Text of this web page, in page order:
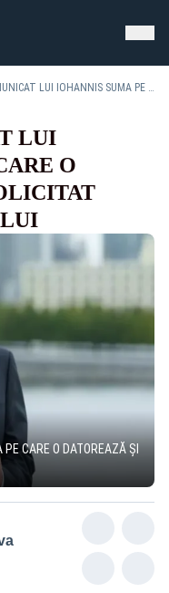
ANAF I-A COMUNICAT LUI IOHANNIS SUMA PE CARE O DATOREAZĂ ȘI I-A SOLICITAT PREDAREA IMOBILULUI
LUI
O
CARE O DATOREAZĂ ȘI